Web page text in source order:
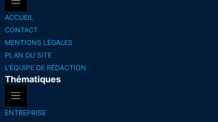
ACCUEIL
CONTACT
MENTIONS LÉGALES
PLAN DU SITE
L’ÉQUIPE DE RÉDACTION
Thématiques
ENTREPRISE